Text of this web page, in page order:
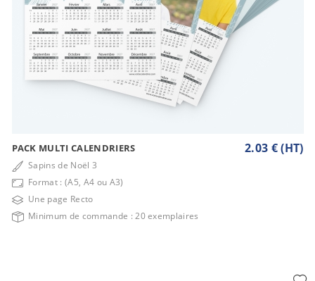
PACK MULTI CALENDRIERS
Sapins de Noël 3
Format : (A5, A4 ou A3)
Une page Recto
Minimum de commande : 20 exemplaires
2.03 € (HT)